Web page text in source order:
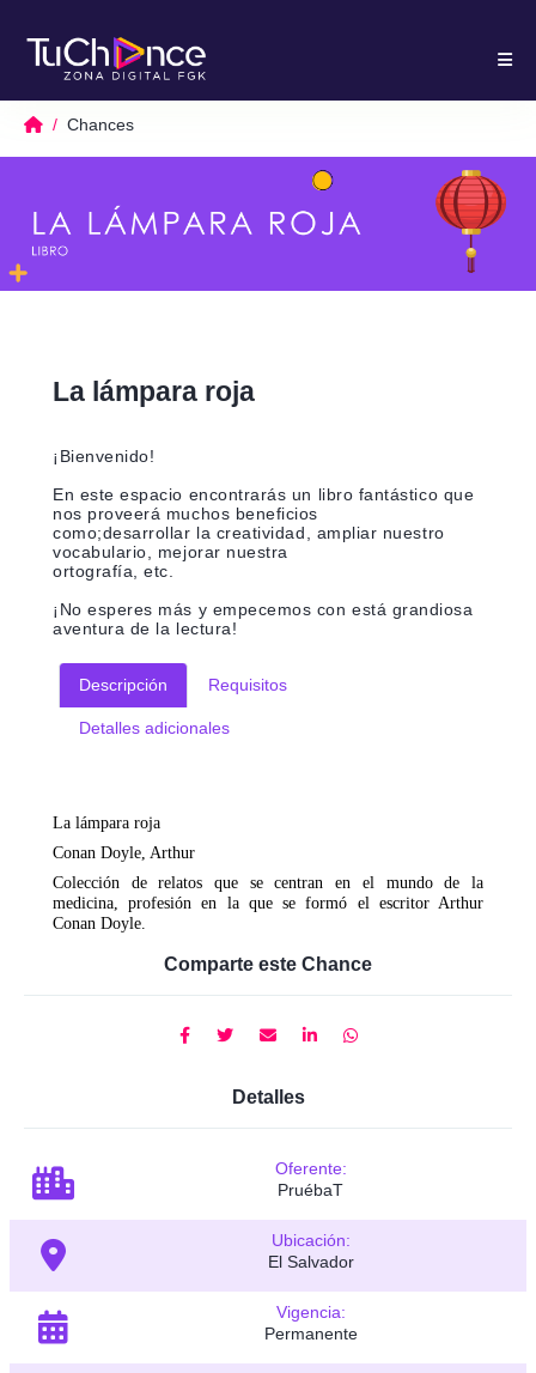
Chances
La lámpara roja
¡Bienvenido!
En este espacio encontrarás un libro fantástico que
nos proveerá muchos beneficios
como;desarrollar la creatividad, ampliar nuestro
vocabulario, mejorar nuestra
ortografía, etc.
¡No esperes más y empecemos con está grandiosa
aventura de la lectura!
Descripción Requisitos
Detalles adicionales
La lámpara roja
Conan Doyle, Arthur
Colección de relatos que se centran en el mundo de la
medicina, profesión en la que se formó el escritor Arthur
Conan Doyle.
Comparte este Chance
Detalles
Oferente:
PruébaT
Ubicación:
El Salvador
Vigencia:
Permanente